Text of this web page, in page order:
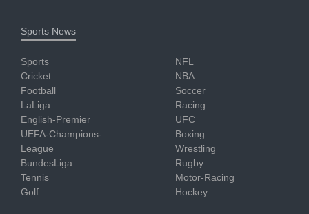
Sports News
Sports
Cricket
Football
LaLiga
English-Premier
UEFA-Champions-
League
BundesLiga
Tennis
Golf
NFL
NBA
Soccer
Racing
UFC
Boxing
Wrestling
Rugby
Motor-Racing
Hockey